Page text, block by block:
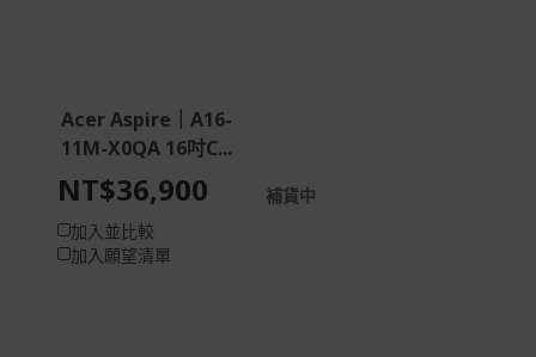
Acer Aspire｜A16-
11M-X0QA 16吋C...
NT$36,900
補貨中
加入並比較
加入願望清單